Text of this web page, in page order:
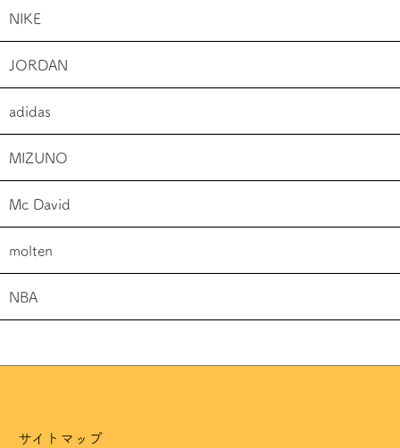
NIKE
JORDAN
adidas
MIZUNO
Mc David
molten
NBA
サイトマップ